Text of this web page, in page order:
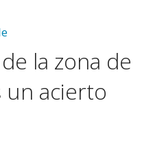
la zona de
acierto